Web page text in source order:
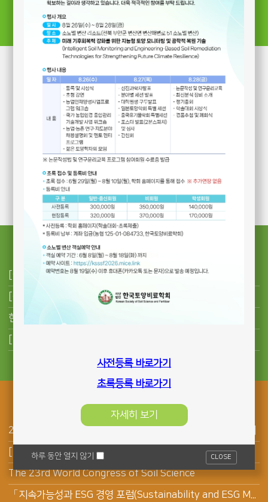
Log-in
Log-in
회원가입 PW 찾기
* 아이디를 잊으신 분은 학회 사무국으로
문의해주시기 바랍니다.
[농협경제지주 자재사업부] 전문계약직 채용 공고
한국토양비료학회지의 초록 작성 규정 변경
행사안내
2026년 한국토양비료학회 제58차 총회 및 국제학술대회 안내
[한국농업기술진흥원]2026 스마트농업 AI 경진대회 개최
The 23rd World Congress of Soil Science
「지속가능성과 ESG 경영 포럼(Sustainability and ESG Management Forum) 개최 안내
사전등록 바로가기
초록등록 바로가기
자세히 보기
하루 동안 열지 않기 CLOSE